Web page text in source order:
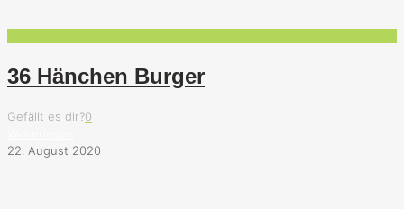
36 Hänchen Burger
Gefällt es dir?0
22. August 2020